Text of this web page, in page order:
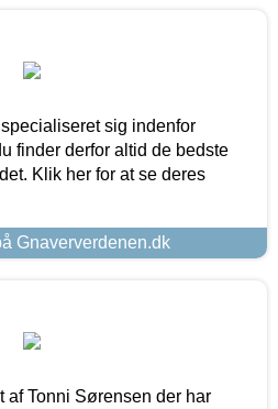
sig indenfor
finder derfor altid de bedste
Klik her for at se deres
Gnaververdenen.dk
af Tonni Sørensen der har